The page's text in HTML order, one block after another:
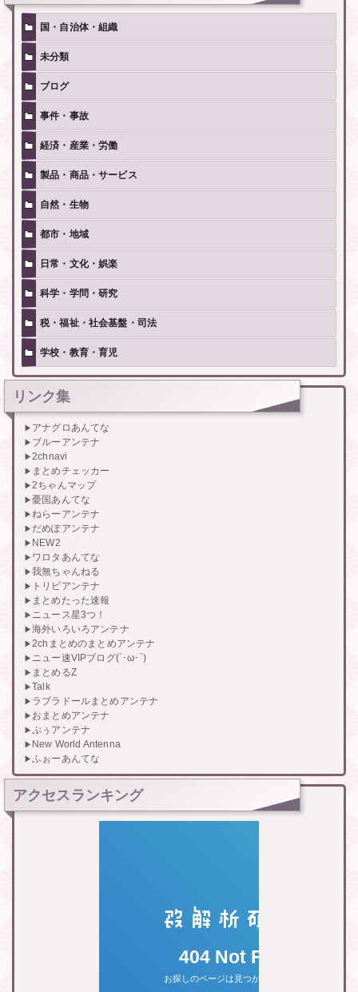
国・自治体・組織
未分類
ブログ
事件・事故
経済・産業・労働
製品・商品・サービス
自然・生物
都市・地域
日常・文化・娯楽
科学・学問・研究
税・福祉・社会基盤・司法
学校・教育・育児
リンク集
アナグロあんてな
ブルーアンテナ
2chnavi
まとめチェッカー
2ちゃんマップ
憂国あんてな
ねらーアンテナ
だめぽアンテナ
NEW2
ワロタあんてな
我無ちゃんねる
トリビアンテナ
まとめたった速報
ニュース星3つ！
海外いろいろアンテナ
2chまとめのまとめアンテナ
ニュー速VIPブログ(`･ω･´)
まとめるZ
Talk
ラブラドールまとめアンテナ
おまとめアンテナ
ぷぅアンテナ
New World Antenna
ふぉーあんてな
アクセスランキング